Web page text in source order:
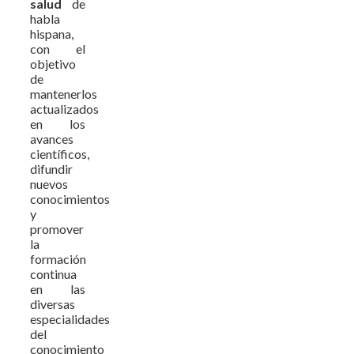
salud
de
habla
hispana,
con el
objetivo
de
mantenerlos
actualizados
en los
avances
científicos,
difundir
nuevos
conocimientos
y
promover
la
formación
continua
en las
diversas
especialidades
del
conocimiento